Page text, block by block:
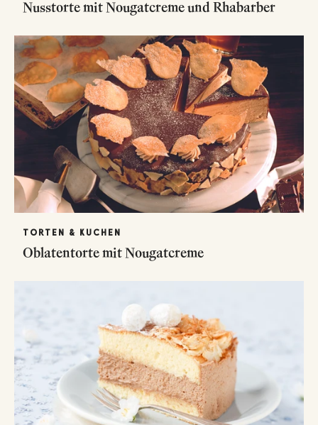
Nusstorte mit Nougatcreme und Rhabarber
TORTEN & KUCHEN
Oblatentorte mit Nougatcreme